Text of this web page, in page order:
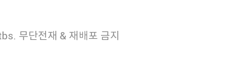
무단전재 & 재배포 금지